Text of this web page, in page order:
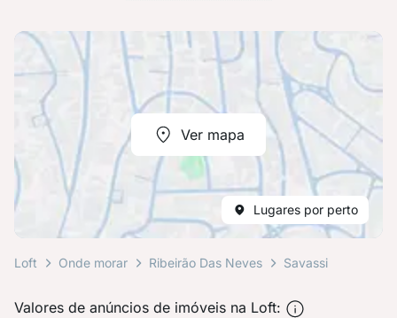
Ver mapa
Lugares por perto
Loft Onde morar Ribeirão Das Neves Savassi
Valores de anúncios de imóveis na Loft: